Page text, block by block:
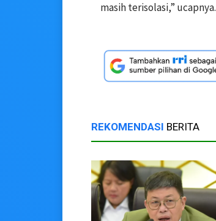
masih terisolasi,” ucapnya.
REKOMENDASI BERITA